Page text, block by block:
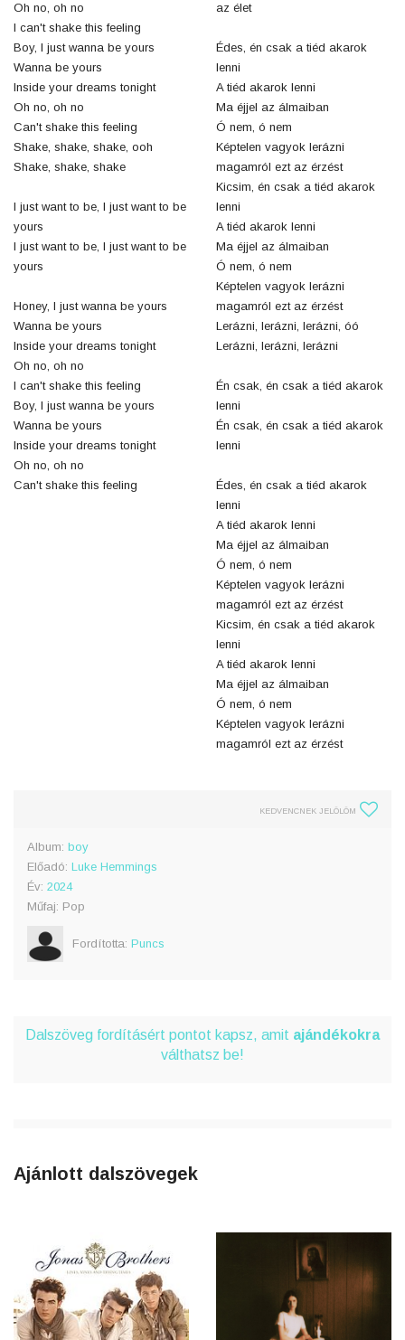
Oh no, oh no
I can't shake this feeling
Boy, I just wanna be yours
Wanna be yours
Inside your dreams tonight
Oh no, oh no
Can't shake this feeling
Shake, shake, shake, ooh
Shake, shake, shake
I just want to be, I just want to be
yours
I just want to be, I just want to be
yours
Honey, I just wanna be yours
Wanna be yours
Inside your dreams tonight
Oh no, oh no
I can't shake this feeling
Boy, I just wanna be yours
Wanna be yours
Inside your dreams tonight
Oh no, oh no
Can't shake this feeling
az élet
Édes, én csak a tiéd akarok
lenni
A tiéd akarok lenni
Ma éjjel az álmaiban
Ó nem, ó nem
Képtelen vagyok lerázni
magamról ezt az érzést
Kicsim, én csak a tiéd akarok
lenni
A tiéd akarok lenni
Ma éjjel az álmaiban
Ó nem, ó nem
Képtelen vagyok lerázni
magamról ezt az érzést
Lerázni, lerázni, lerázni, óó
Lerázni, lerázni, lerázni
Én csak, én csak a tiéd akarok
lenni
Én csak, én csak a tiéd akarok
lenni
Édes, én csak a tiéd akarok
lenni
A tiéd akarok lenni
Ma éjjel az álmaiban
Ó nem, ó nem
Képtelen vagyok lerázni
magamról ezt az érzést
Kicsim, én csak a tiéd akarok
lenni
A tiéd akarok lenni
Ma éjjel az álmaiban
Ó nem, ó nem
Képtelen vagyok lerázni
magamról ezt az érzést
KEDVENCNEK JELÖLÖM
Album: boy
Előadó: Luke Hemmings
Év: 2024
Műfaj: Pop
Fordította: Puncs
Dalszöveg fordításért pontot kapsz, amit ajándékokra
válthatsz be!
Ajánlott dalszövegek